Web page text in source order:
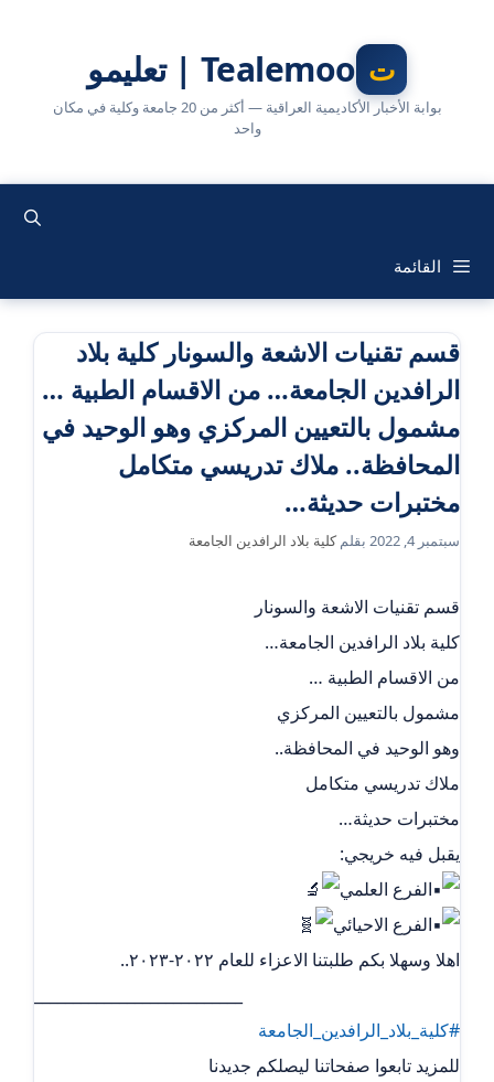
Tealemoo | تعليمو
بوابة الأخبار الأكاديمية العراقية — أكثر من 20 جامعة وكلية في مكان
واحد
القائمة
قسم تقنيات الاشعة والسونار كلية بلاد
الرافدين الجامعة… من الاقسام الطبية …
مشمول بالتعيين المركزي وهو الوحيد في
المحافظة.. ملاك تدريسي متكامل
مختبرات حديثة…
سبتمبر 4, 2022 بقلمكلية بلاد الرافدين الجامعة
قسم تقنيات الاشعة والسونار
كلية بلاد الرافدين الجامعة…
من الاقسام الطبية …
مشمول بالتعيين المركزي
وهو الوحيد في المحافظة..
ملاك تدريسي متكامل
مختبرات حديثة…
يقبل فيه خريجي:
الفرع العلمي
الفرع الاحيائي
اهلا وسهلا بكم طلبتنا الاعزاء للعام ٢٠٢٢-٢٠٢٣..
#كلية_بلاد_الرافدين_الجامعة
للمزيد تابعوا صفحاتنا ليصلكم جديدنا